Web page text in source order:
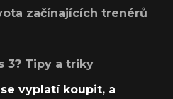
začínajících trenérů
3? Tipy a triky
vyplatí koupit, a